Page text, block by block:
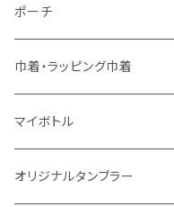
再生ファブリック
コットン
5oz
シーチング
キャンパス
8oz
デニム・デニムライク
5oz
10oz
コットン
シーチング
キャンパス
10oz
12oz
デニム
ポリエステル
ジュートコットン
再生ファブリック
5oz
コットン
5oz
キャンパス
5oz
デニム
ポリエステル
不織布
スウェット
お買い物バッグ
ボトル
タンブラー
ランチグッズ
ポーチ
オーガニックコットン
フェアトレードコットン
再生ファブリック
巾着・ラッピング巾着
コットン
オーガニックコットン
マイボトル
ステンレスサーモ
オリジナルタンブラー